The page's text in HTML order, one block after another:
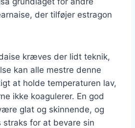
der tilføjer estragon
kræves der lidt teknik,
kan alle mestre denne
at holde temperaturen lav,
ikke koagulerer. En god
glat og skinnende, og
straks for at bevare sin